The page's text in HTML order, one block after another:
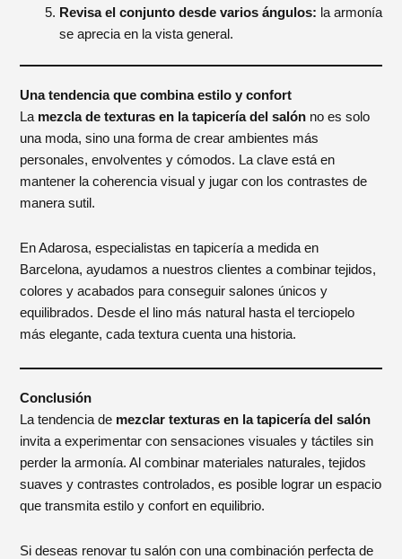
Revisa el conjunto desde varios ángulos: la armonía
se aprecia en la vista general.
Una tendencia que combina estilo y confort
La mezcla de texturas en la tapicería del salón no es solo
una moda, sino una forma de crear ambientes más
personales, envolventes y cómodos. La clave está en
mantener la coherencia visual y jugar con los contrastes de
manera sutil.
En Adarosa, especialistas en tapicería a medida en
Barcelona, ayudamos a nuestros clientes a combinar tejidos,
colores y acabados para conseguir salones únicos y
equilibrados. Desde el lino más natural hasta el terciopelo
más elegante, cada textura cuenta una historia.
Conclusión
La tendencia de mezclar texturas en la tapicería del salón
invita a experimentar con sensaciones visuales y táctiles sin
perder la armonía. Al combinar materiales naturales, tejidos
suaves y contrastes controlados, es posible lograr un espacio
que transmita estilo y confort en equilibrio.
Si deseas renovar tu salón con una combinación perfecta de